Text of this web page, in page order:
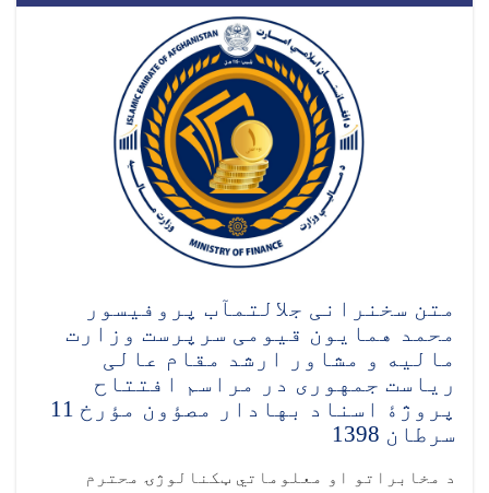
متن سخنرانی جلالتمآب پروفیسور
محمد همایون قیومی سرپرست وزارت
مالیه و مشاور ارشد مقام عالی
ریاست جمهوری در مراسم افتتاح
پروژۀ اسناد بهادار مصؤون مؤرخ 11
سرطان 1398
د مخابراتو او معلوماتي ټکنالوژۍ محترم